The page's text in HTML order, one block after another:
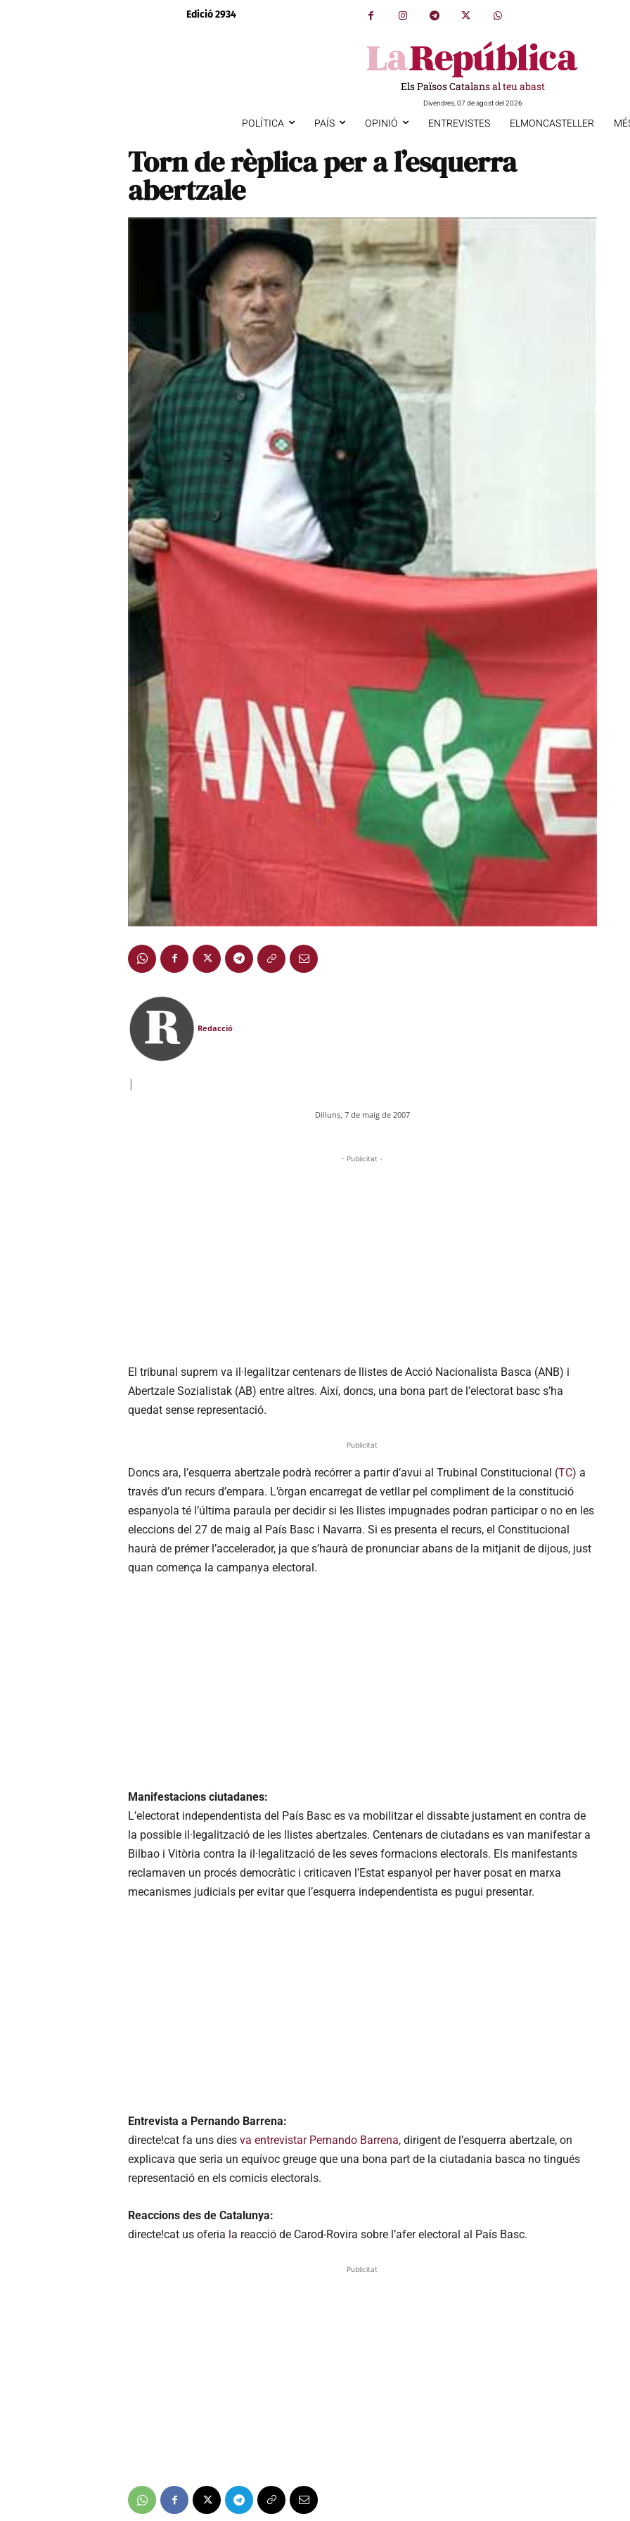
Edició 2934
Els Països Catalans al teu abast
Divendres, 07 de agost del 2026
POLÍTICA PAÍS OPINIÓ ENTREVISTES ELMONCASTELLER
Torn de rèplica per a l’esquerra
abertzale
Redacció
|
Dilluns, 7 de maig de 2007
- Publicitat -
El tribunal suprem va il·legalitzar centenars de llistes de Acció Nacionalista Basca (ANB) i
Abertzale Sozialistak (AB) entre altres. Així, doncs, una bona part de l’electorat basc s’ha
quedat sense representació.
Publicitat
Doncs ara, l’esquerra abertzale podrà recórrer a partir d’avui al Trubinal Constitucional (TC) a
través d’un recurs d’empara. L’òrgan encarregat de vetllar pel compliment de la constitució
espanyola té l’última paraula per decidir si les llistes impugnades podran participar o no en les
eleccions del 27 de maig al País Basc i Navarra. Si es presenta el recurs, el Constitucional
haurà de prémer l’accelerador, ja que s’haurà de pronunciar abans de la mitjanit de dijous, just
quan comença la campanya electoral.
Manifestacions ciutadanes:
L’electorat independentista del País Basc es va mobilitzar el dissabte justament en contra de
la possible il·legalització de les llistes abertzales. Centenars de ciutadans es van manifestar a
Bilbao i Vitòria contra la il·legalització de les seves formacions electorals. Els manifestants
reclamaven un procés democràtic i criticaven l’Estat espanyol per haver posat en marxa
mecanismes judicials per evitar que l’esquerra independentista es pugui presentar.
Entrevista a Pernando Barrena:
directe!cat fa uns dies va entrevistar Pernando Barrena, dirigent de l’esquerra abertzale, on
explicava que seria un equívoc greuge que una bona part de la ciutadania basca no tingués
representació en els comicis electorals.
Reaccions des de Catalunya:
directe!cat us oferia la reacció de Carod-Rovira sobre l’afer electoral al País Basc.
Publicitat